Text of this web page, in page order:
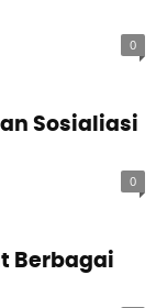
0
Sosialiasi
0
Berbagai